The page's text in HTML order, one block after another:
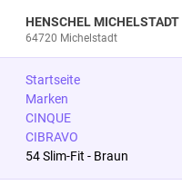
HENSCHEL MICHELSTADT
64720 Michelstadt
Startseite
Marken
CINQUE
CIBRAVO
54 Slim-Fit - Braun